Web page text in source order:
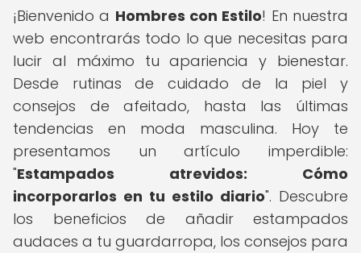
¡Bienvenido a Hombres con Estilo! En nuestra
web encontrarás todo lo que necesitas para
lucir al máximo tu apariencia y bienestar.
Desde rutinas de cuidado de la piel y
consejos de afeitado, hasta las últimas
tendencias en moda masculina. Hoy te
presentamos un artículo imperdible:
"Estampados atrevidos: Cómo
incorporarlos en tu estilo diario". Descubre
los beneficios de añadir estampados
audaces a tu guardarropa, los consejos para